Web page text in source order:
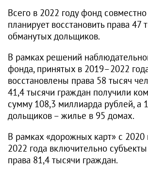
Всего в 2022 году фонд
планирует восстановить права 47
обманутых дольщиков.
В рамках решений
фонда, принятых в 2019–2022
восстановлены права 58 тысяч
41,4 тысячи граждан получили
сумму 108,3 миллиарда рублей, а
дольщиков – жилье в 95 домах.
В рамках «дорожных карт» с 2020
2022 года включительно
права 81,4 тысячи граждан.